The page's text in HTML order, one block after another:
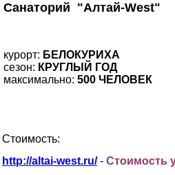
Санаторий "Алтай-West"
курорт: БЕЛОКУРИХА
сезон: КРУГЛЫЙ ГОД
максимально: 500 ЧЕЛОВЕК
Стоимость:
http://altai-west.ru/ - Стоимость